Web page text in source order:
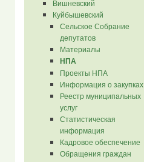
Вишневский
Куйбышевский
Сельское Собрание
депутатов
Материалы
НПА
Проекты НПА
Информация о закупках
Реестр муниципальных
услуг
Статистическая
информация
Кадровое обеспечение
Обращения граждан